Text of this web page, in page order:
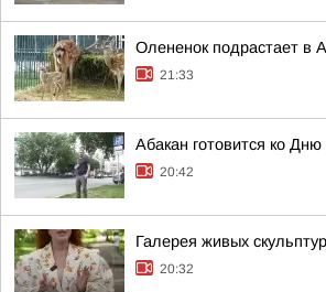
Олененок подрастает в
21:33
Абакан готовится ко Дню
20:42
Галерея живых
20:32